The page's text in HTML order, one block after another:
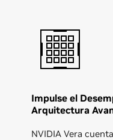
Impulse el
Arquitectura
NVIDIA Vera